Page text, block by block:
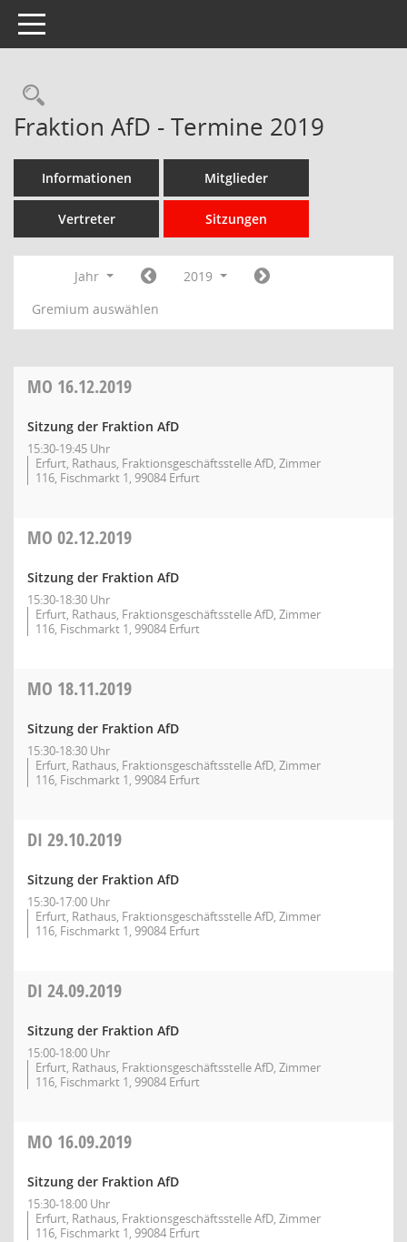
Toggle navigation
Rechercheauswahl
Fraktion AfD - Termine 2019
Informationen Mitglieder
Vertreter Sitzungen
Jahr
2019
Gremium auswählen
MO 16.12.2019
Sitzung der Fraktion AfD
15:30-19:45 Uhr
Erfurt, Rathaus, Fraktionsgeschäftsstelle AfD, Zimmer
116, Fischmarkt 1, 99084 Erfurt
MO 02.12.2019
Sitzung der Fraktion AfD
15:30-18:30 Uhr
Erfurt, Rathaus, Fraktionsgeschäftsstelle AfD, Zimmer
116, Fischmarkt 1, 99084 Erfurt
MO 18.11.2019
Sitzung der Fraktion AfD
15:30-18:30 Uhr
Erfurt, Rathaus, Fraktionsgeschäftsstelle AfD, Zimmer
116, Fischmarkt 1, 99084 Erfurt
DI 29.10.2019
Sitzung der Fraktion AfD
15:30-17:00 Uhr
Erfurt, Rathaus, Fraktionsgeschäftsstelle AfD, Zimmer
116, Fischmarkt 1, 99084 Erfurt
DI 24.09.2019
Sitzung der Fraktion AfD
15:00-18:00 Uhr
Erfurt, Rathaus, Fraktionsgeschäftsstelle AfD, Zimmer
116, Fischmarkt 1, 99084 Erfurt
MO 16.09.2019
Sitzung der Fraktion AfD
15:30-18:00 Uhr
Erfurt, Rathaus, Fraktionsgeschäftsstelle AfD, Zimmer
116, Fischmarkt 1, 99084 Erfurt